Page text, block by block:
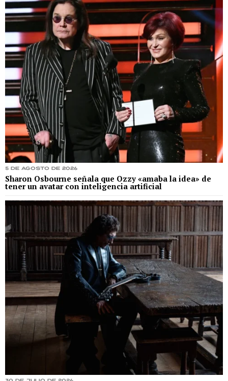
5 de agosto de 2026
Sharon Osbourne señala que Ozzy «amaba la idea» de
tener un avatar con inteligencia artificial